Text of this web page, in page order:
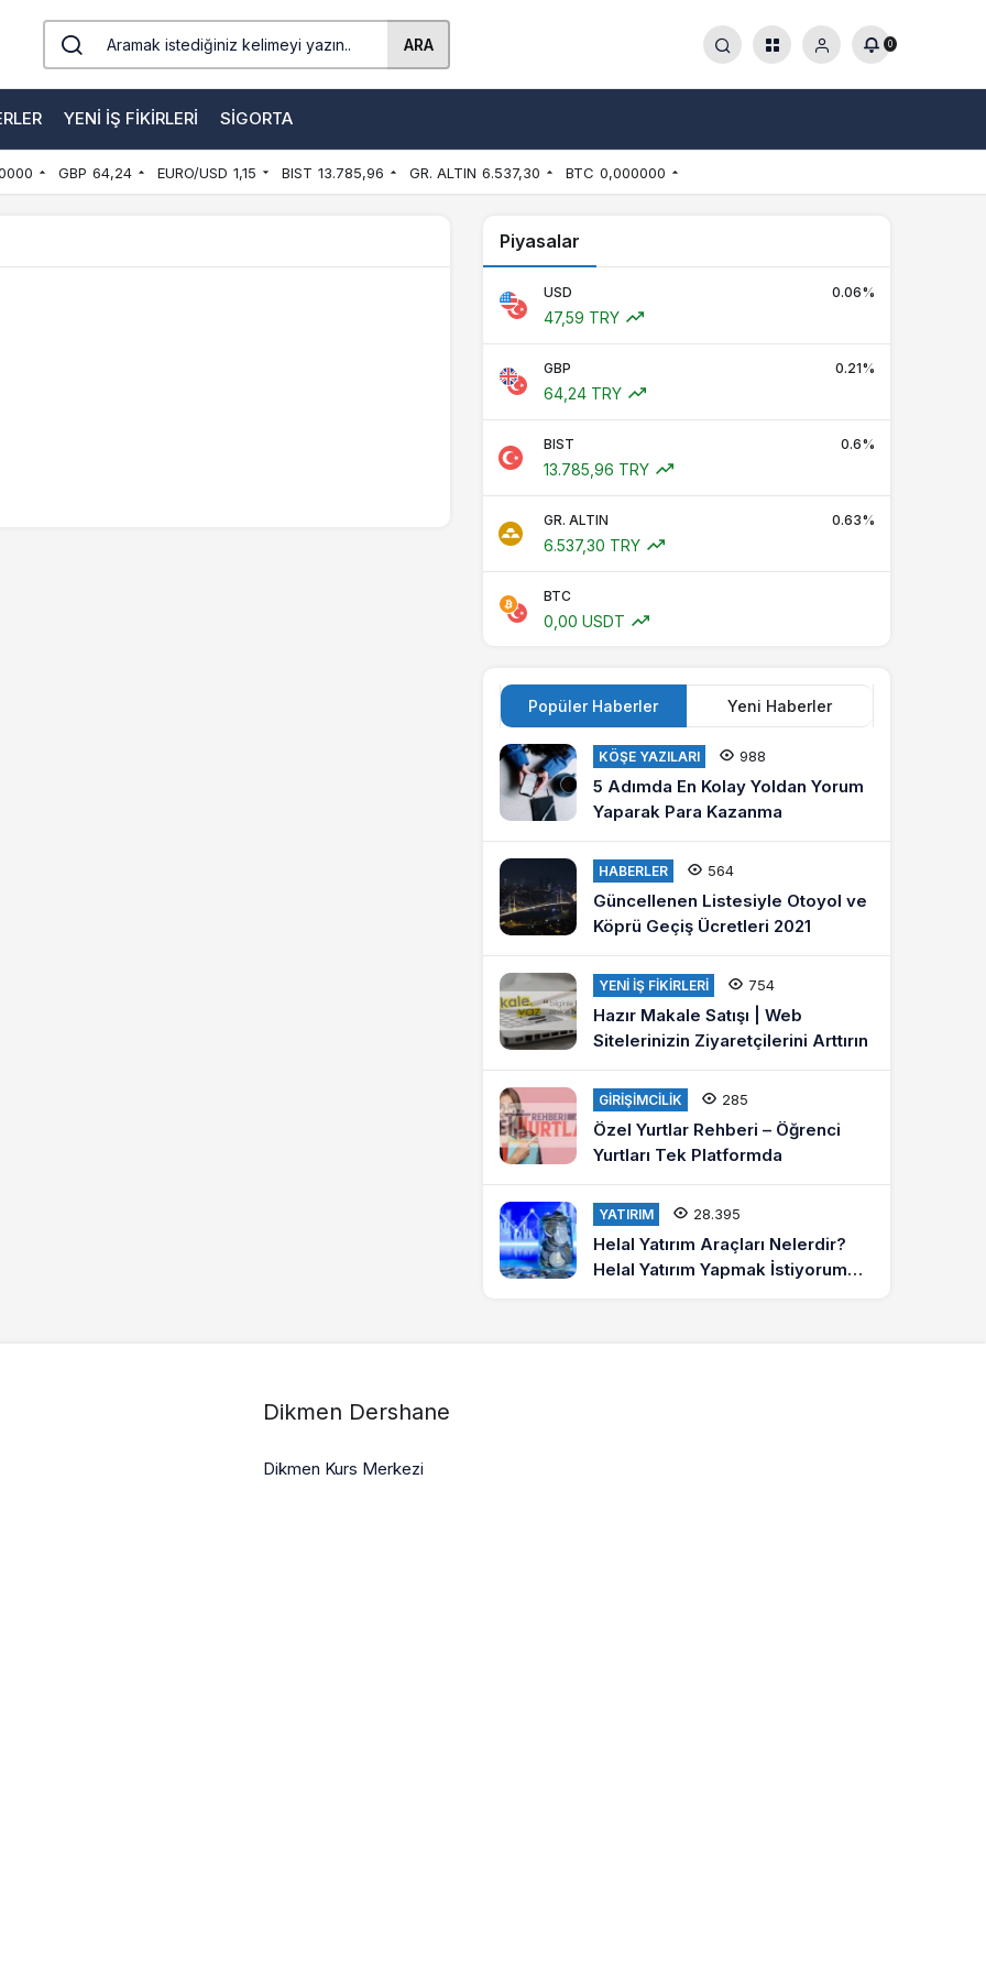
ARA 0
YENI İŞ FIKIRLERI SIGORTA
GBP 64,24 EURO/USD 1,15 BIST 13.785,96 GR. ALTIN 6.537,30 BTC 0,000000
Piyasalar
USD 0.06%
47,59 TRY
GBP 0.21%
64,24 TRY
BIST 0.6%
13.785,96 TRY
GR. ALTIN 0.63%
6.537,30 TRY
BTC
0,00 USDT
Popüler Haberler Yeni Haberler
KÖŞE YAZILARI 988
5 Adımda En Kolay Yoldan Yorum
Yaparak Para Kazanma
HABERLER 564
Güncellenen Listesiyle Otoyol ve
Köprü Geçiş Ücretleri 2021
YENI İŞ FIKIRLERI 754
Hazır Makale Satışı | Web
Sitelerinizin Ziyaretçilerini Arttırın
GIRIŞIMCILIK 285
Özel Yurtlar Rehberi – Öğrenci
Yurtları Tek Platformda
YATIRIM 28.395
Helal Yatırım Araçları Nelerdir?
Helal Yatırım Yapmak İstiyorum
Dikmen Dershane
Dikmen Kurs Merkezi